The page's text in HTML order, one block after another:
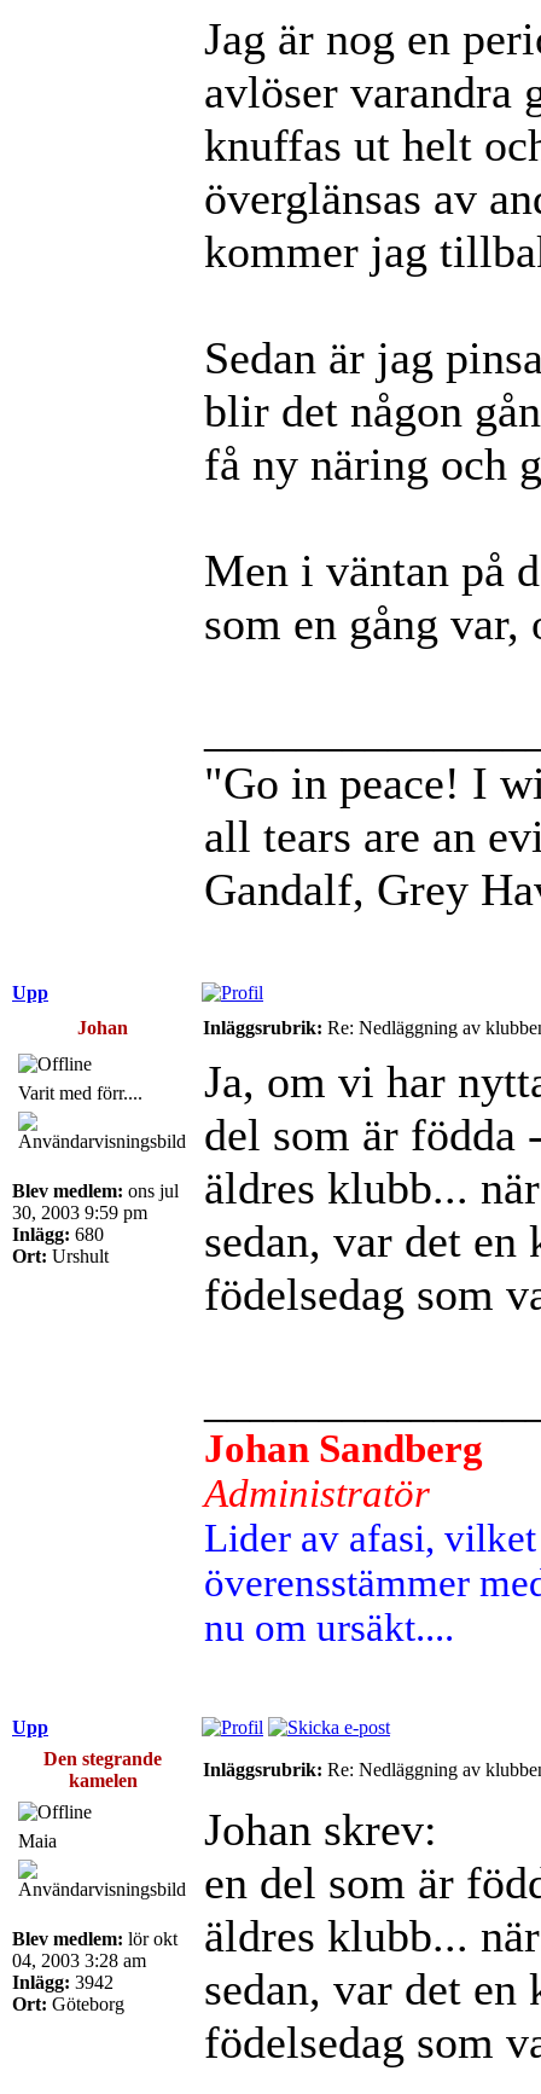
Jag är nog en
avlöser varandra
knuffas ut helt
överglänsas av
kommer jag
Sedan är jag
blir det någon
få ny näring och
Men i väntan på
som en gång var,
"Go in peace! I
all tears are an
Gandalf, Grey
Upp
Johan
Inläggsrubrik: Re: Nedläggning av
Varit med förr....
Blev medlem: ons jul
30, 2003 9:59 pm
Inlägg: 680
Ort: Urshult
Ja, om vi har
del som är födda
äldres klubb...
sedan, var det
födelsedag som
Johan Sandberg
Administratör
Lider av afasi,
överensstämmer
nu om ursäkt....
Upp
Den stegrande
kamelen
Inläggsrubrik: Re: Nedläggning av
Maia
Blev medlem: lör okt
04, 2003 3:28 am
Inlägg: 3942
Ort: Göteborg
Johan skrev:
en del som är
äldres klubb...
sedan, var det
födelsedag som